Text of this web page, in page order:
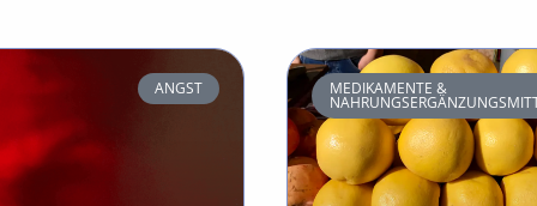
ANGST MEDIKAMENTE &